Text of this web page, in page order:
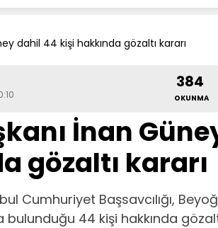
dahil 44 kişi hakkında gözaltı kararı
384
OKUNMA
İnan
gözaltı kararı
Cumhuriyet Başsavcılığı,
bulunduğu 44 kişi hakkında